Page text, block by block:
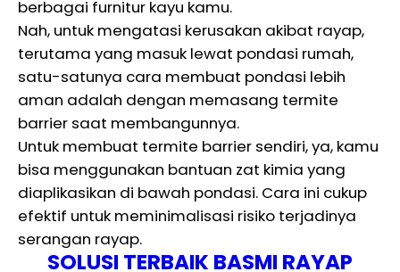
berbagai furnitur kayu kamu.
Nah, untuk mengatasi kerusakan akibat rayap,
terutama yang masuk lewat pondasi rumah,
satu-satunya cara membuat pondasi lebih
aman adalah dengan memasang termite
barrier saat membangunnya.
Untuk membuat termite barrier sendiri, ya, kamu
bisa menggunakan bantuan zat kimia yang
diaplikasikan di bawah pondasi. Cara ini cukup
efektif untuk meminimalisasi risiko terjadinya
serangan rayap.
SOLUSI TERBAIK BASMI RAYAP